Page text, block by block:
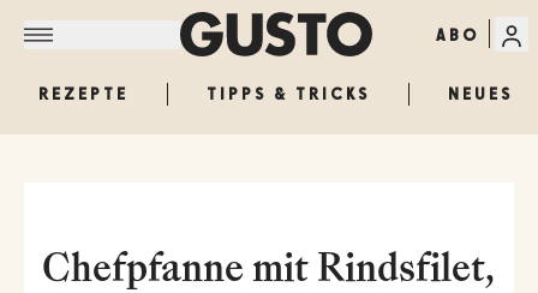
ABO
REZEPTE TIPPS & TRICKS NEUES
Chefpfanne mit Rindsfilet,